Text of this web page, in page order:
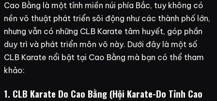
Cao Bằng là một tỉnh miền núi phía Bắc, tuy không có
nền võ thuật phát triển sôi động như các thành phố lớn,
nhưng vẫn có những CLB Karate tâm huyết, góp phần
duy trì và phát triển môn võ này. Dưới đây là một số
CLB Karate nổi bật tại Cao Bằng mà bạn có thể tham
khảo:
1. CLB Karate Do Cao Bằng (Hội Karate-Do Tỉnh Cao